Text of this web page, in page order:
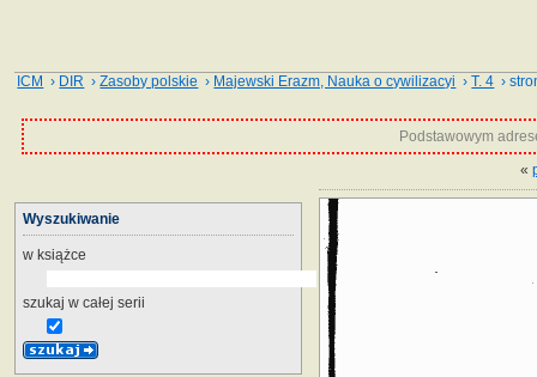
ICM › DIR ›Zasoby polskie › Majewski Erazm, Nauka o cywilizacyi ›T. 4 ›
Podstawowym
«
Wyszukiwanie
w książce
szukaj w całej serii